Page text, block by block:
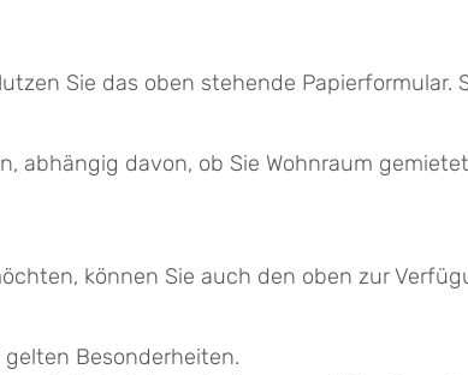
Sie das oben stehende
abhängig davon, ob Sie Wohnraum
können Sie auch den oben zur
Besonderheiten.